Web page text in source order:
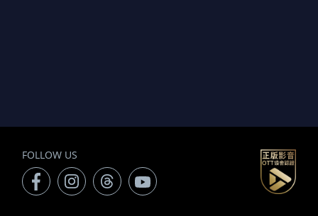
FOLLOW US